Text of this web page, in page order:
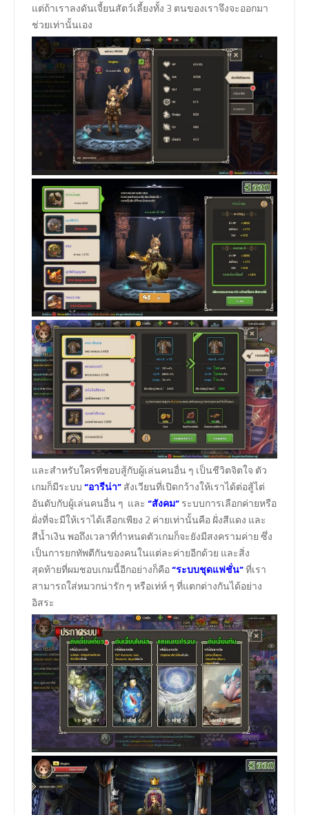
แต่ถ้าเราลงดันเจี้ยนสัตว์เลี้ยงทั้ง 3 ตนของเราจึงจะออกมา
ช่วยเท่านั้นเอง
และสำหรับใครที่ชอบสู้กับผู้เล่นคนอื่น ๆ เป็นชีวิตจิตใจ ตัว
เกมก็มีระบบ“อารีน่า”สังเวียนที่เปิดกว้างให้เราได้ต่อสู้ไต่
อันดับกับผู้เล่นคนอื่น ๆ และ “สังคม”ระบบการเลือกค่ายหรือ
ฝั่งที่จะมีให้เราได้เลือกเพียง 2 ค่ายเท่านั้นคือ ฝั่งสีแดง และ
สีน้ำเงิน พอถึงเวลาที่กำหนดตัวเกมก็จะยังมีสงครามค่าย ซึ่ง
เป็นการยกทัพตีกันของคนในแต่ละค่ายอีกด้วย และสิ่ง
สุดท้ายที่ผมชอบเกมนี้อีกอย่างก็คือ“ระบบชุดแฟชั่น”ที่เรา
สามารถใส่หมวกน่ารัก ๆ หรือเท่ห์ ๆ ที่แตกต่างกันได้อย่าง
อิสระ